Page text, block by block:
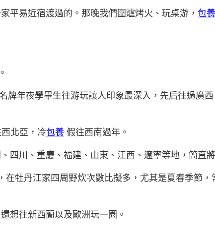
平易近宿渡過的。那晚我們圍爐烤火、玩桌游， 包養
年夜學畢生往游玩讓人印象最深入，先后往過廣
北亞，冷包養 假往西南過年。
川、重慶、福建、山東、江西、遼寧等地，簡直
在牡丹江家四周野炊次數比擬多，尤其是夏春季節
想往新西蘭以及歐洲玩一圈。